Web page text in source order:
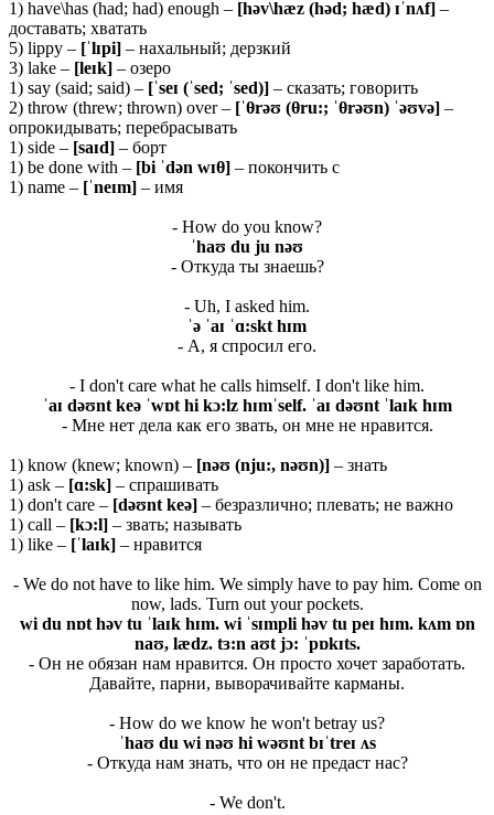
1) have\has (had; had) enough – [həv\hæz (həd; hæd) ɪˈnʌf] –
доставать; хватать
5) lippy – [ˈlɪpi] – нахальный; дерзкий
3) lake – [leɪk] – озеро
1) say (said; said) – [ˈseɪ (ˈsed; ˈsed)] – сказать; говорить
2) throw (threw; thrown) over – [ˈθrəʊ (θru:; ˈθrəʊn) ˈəʊvə] –
опрокидывать; перебрасывать
1) side – [saɪd] – борт
1) be done with – [bi ˈdən wɪθ] – покончить с
1) name – [ˈneɪm] – имя
- How do you know?
ˈhaʊ du ju nəʊ
- Откуда ты знаешь?
- Uh, I asked him.
ˈə ˈaɪ ˈɑ:skt hɪm
- А, я спросил его.
- I don't care what he calls himself. I don't like him.
ˈaɪ dəʊnt keə ˈwɒt hi kɔ:lz hɪmˈself. ˈaɪ dəʊnt ˈlaɪk hɪm
- Мне нет дела как его звать, он мне не нравится.
1) know (knew; known) – [nəʊ (nju:, nəʊn)] – знать
1) ask – [ɑ:sk] – спрашивать
1) don't care – [dəʊnt keə] – безразлично; плевать; не важно
1) call – [kɔ:l] – звать; называть
1) like – [ˈlaɪk] – нравится
- We do not have to like him. We simply have to pay him. Come on
now, lads. Turn out your pockets.
wi du nɒt həv tu ˈlaɪk hɪm. wi ˈsɪmpli həv tu peɪ hɪm. kʌm ɒn
naʊ, lædz. tɜ:n aʊt jɔ: ˈpɒkɪts.
- Он не обязан нам нравится. Он просто хочет заработать.
Давайте, парни, выворачивайте карманы.
- How do we know he won't betray us?
ˈhaʊ du wi nəʊ hi wəʊnt bɪˈtreɪ ʌs
- Откуда нам знать, что он не предаст нас?
- We don't.